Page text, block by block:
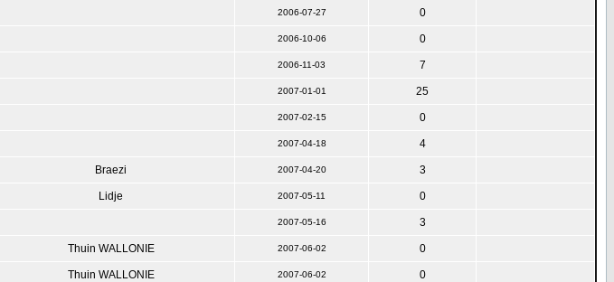
2006-07-27 0
2006-10-06 0
2006-11-03 7
2007-01-01 25
2007-02-15 0
2007-04-18 4
Braezi 2007-04-20 3
Lidje 2007-05-11 0
2007-05-16 3
Thuin WALLONIE 2007-06-02 0
Thuin WALLONIE 2007-06-02 0